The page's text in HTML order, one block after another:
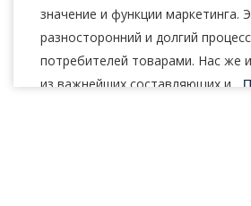
значение и функции маркетинга.
разносторонний и долгий
потребителей товарами. Нас же
из важнейших составляющих и...